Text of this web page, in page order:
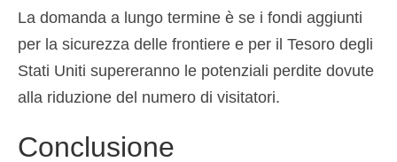
La domanda a lungo termine è se i fondi aggiunti
per la sicurezza delle frontiere e per il Tesoro degli
Stati Uniti supereranno le potenziali perdite dovute
alla riduzione del numero di visitatori.
Conclusione